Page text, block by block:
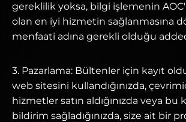
gereklilik yoksa, bilgi işlemenin
olan en iyi hizmetin sağlanmasına
menfaati adına gerekli olduğu
3. Pazarlama: Bültenler için kayıt
web sitesini kullandığınızda,
hizmetler satın aldığınızda veya bu
bildirim sağladığınızda, size ait bir